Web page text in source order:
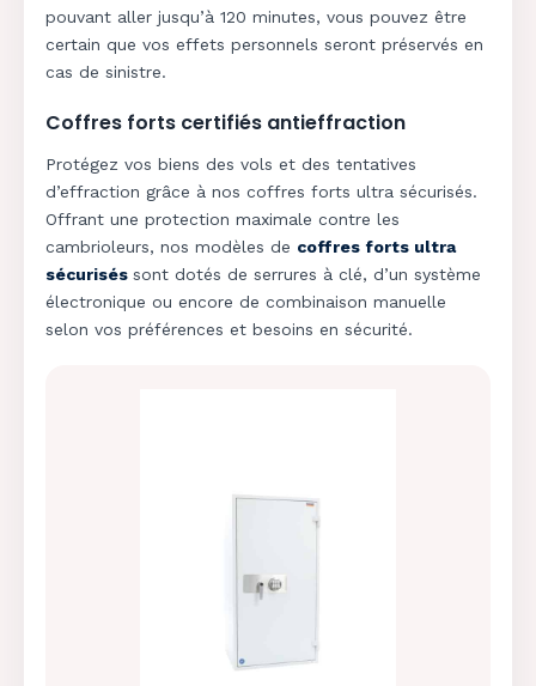
pouvant aller jusqu’à 120 minutes, vous pouvez être
certain que vos effets personnels seront préservés en
cas de sinistre.
Coffres forts certifiés antieffraction
Protégez vos biens des vols et des tentatives
d’effraction grâce à nos coffres forts ultra sécurisés.
Offrant une protection maximale contre les
cambrioleurs, nos modèles de coffres forts ultra
sécurisés sont dotés de serrures à clé, d’un système
électronique ou encore de combinaison manuelle
selon vos préférences et besoins en sécurité.